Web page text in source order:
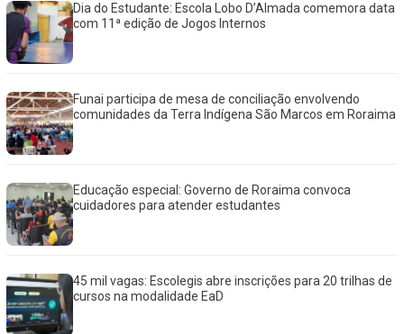
Dia do Estudante: Escola Lobo D’Almada comemora data
com 11ª edição de Jogos Internos
Funai participa de mesa de conciliação envolvendo
comunidades da Terra Indígena São Marcos em Roraima
Educação especial: Governo de Roraima convoca
cuidadores para atender estudantes
45 mil vagas: Escolegis abre inscrições para 20 trilhas de
cursos na modalidade EaD